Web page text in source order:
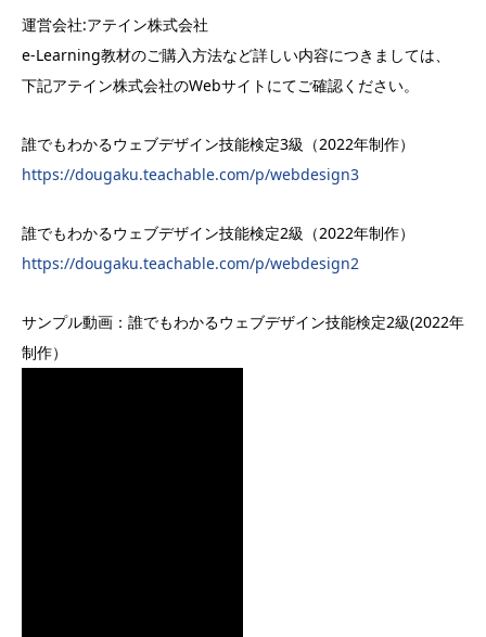
運営会社:アテイン株式会社
e-Learning教材のご購入方法など詳しい内容につきましては、
下記アテイン株式会社のWebサイトにてご確認ください。
誰でもわかるウェブデザイン技能検定3級（2022年制作）
https://dougaku.teachable.com/p/webdesign3
誰でもわかるウェブデザイン技能検定2級（2022年制作）
https://dougaku.teachable.com/p/webdesign2
サンプル動画：誰でもわかるウェブデザイン技能検定2級(2022年
制作）